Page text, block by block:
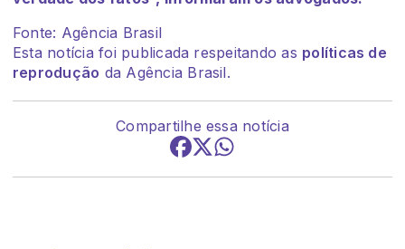
Fonte: Agência Brasil
Esta notícia foi publicada respeitando as políticas de
reprodução da Agência Brasil.
Compartilhe essa notícia